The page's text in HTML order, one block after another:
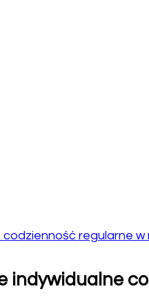
regularne
indywidualne